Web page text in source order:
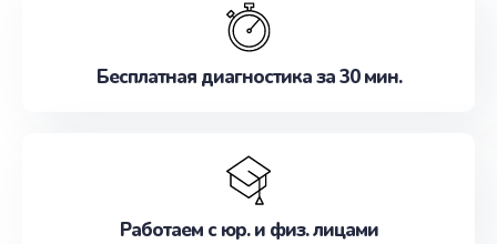
Бесплатная диагностика за 30 мин.
Работаем с юр. и физ. лицами